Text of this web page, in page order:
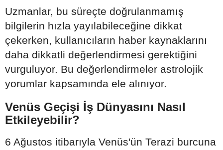
Uzmanlar, bu süreçte doğrulanmamış
bilgilerin hızla yayılabileceğine dikkat
çekerken, kullanıcıların haber kaynaklarını
daha dikkatli değerlendirmesi gerektiğini
vurguluyor. Bu değerlendirmeler astrolojik
yorumlar kapsamında ele alınıyor.
Venüs Geçişi İş Dünyasını Nasıl
Etkileyebilir?
6 Ağustos itibarıyla Venüs'ün Terazi burcuna